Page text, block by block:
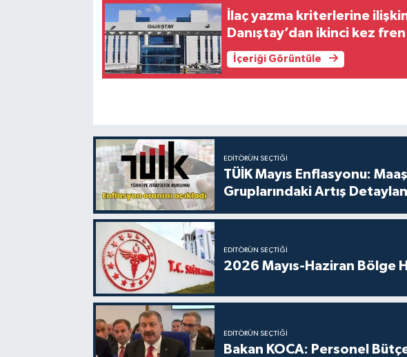
İlaç yazma kriterlerine
Danıştay’dan ikinci kez fren
İçeriği Görüntüle
EDITÖRÜN SEÇTIĞI
TÜİK Mayıs Enflasyonu:
Gruplarındaki Artış
EDITÖRÜN SEÇTIĞI
2026 Mayıs-Haziran Bölge
EDITÖRÜN SEÇTIĞI
Bakan KOCA: Personel